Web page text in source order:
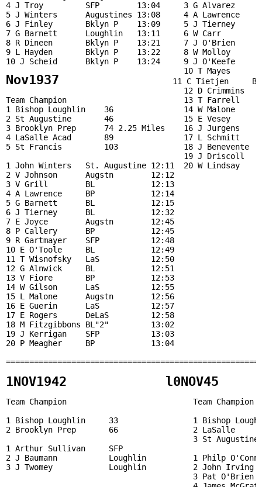
4 J Troy         SFP        13:04     3 G Alvarez
5 J Winters      Augustines 13:08     4 A Lawrence
6 J Finley       Bklyn P    13:09     5 J Tierney
7 G Barnett      Loughlin   13:11     6 W Carr
8 R Dineen       Bklyn P    13:21     7 J O'Brien
9 L Hayden       Bklyn P    13:22     8 W Molloy
10 J Scheid      Bklyn P    13:24     9 J O'Keefe
Nov1937
11 C Tietjen
12 D Crimmins    DeLaS
Team Champion                         13 T Farrell
1 Bishop Loughlin    36               14 W Malone
2 St Augustine       46               15 E Vesey
3 Brooklyn Prep      74 2.25 Miles    16 J Jurgens
4 LaSalle Acad       89               17 L Schmitt
5 St Francis         103              18 J Benevente
19 J Driscoll
1 John Winters   St. Augustine 12:11  20 W Lindsay
2 V Johnson      Augstn
3 V Grill        BL            12:13
4 A Lawrence     BP
5 G Barnett      BL
6 J Tierney      BL
7 E Joyce        Augstn        12:45
8 P Callery      BP            12:45
9 R Gartmayer    SFP           12:48
10 E O'Toole     BL            12:49
11 T Wisnofsky   LaS           12:50
12 G Alnwick     BL            12:51
13 V Fiore       BP            12:53
14 W Gilson      LaS           12:55
15 L Malone      Augstn        12:56
16 E Guerin      LaS           12:57
17 E Rogers      DeLaS         12:58
18 M Fitzgibbons BL"2"         13:02
19 J Kerrigan    SFP           13:03
20 P Meagher     BP            13:04
1NOV1942             l0NOV45
Team Champion                           Team
1 Bishop Loughlin     33                1 Bishop
2 Brooklyn Prep       66                2 LaSalle
3 St
1 Arthur Sullivan
2 J Baumann           Loughlin          1 Philp
3 J Twomey            Loughlin          2 John
3 Pat O'Brien         Loughlin